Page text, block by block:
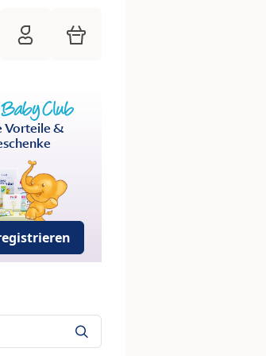
HiPP Mein Babyclub
Warenkorb
Vorteile &